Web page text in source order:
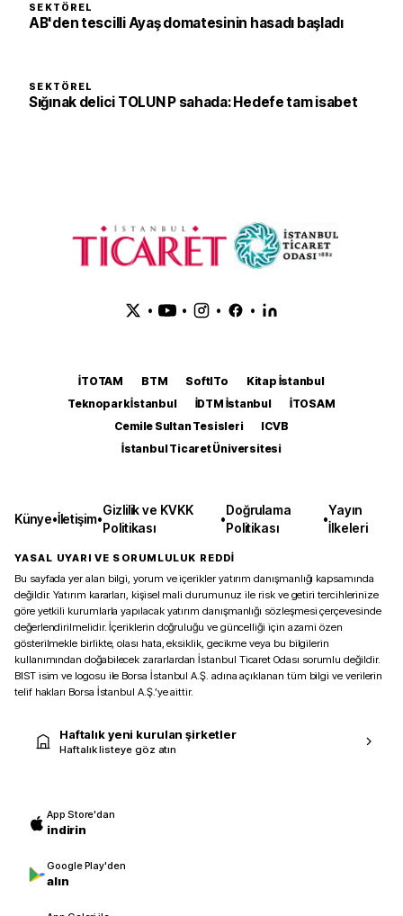
SEKTÖREL
AB'den tescilli Ayaş domatesinin hasadı başladı
SEKTÖREL
Sığınak delici TOLUN P sahada: Hedefe tam isabet
• • • •
İTOTAM BTM SoftITo
Kitap İstanbul
Teknopark İstanbul
İDTM İstanbul
İTOSAM
Cemile Sultan Tesisleri
ICVB
İstanbul Ticaret Üniversitesi
Künye•İletişim•
Gizlilik ve KVKK
Politikası
•
Doğrulama
Politikası
•
Yayın
İlkeleri
YASAL UYARI VE SORUMLULUK REDDİ
Bu sayfada yer alan bilgi, yorum ve içerikler yatırım danışmanlığı kapsamında
değildir. Yatırım kararları, kişisel mali durumunuz ile risk ve getiri tercihlerinize
göre yetkili kurumlarla yapılacak yatırım danışmanlığı sözleşmesi çerçevesinde
değerlendirilmelidir. İçeriklerin doğruluğu ve güncelliği için azami özen
gösterilmekle birlikte, olası hata, eksiklik, gecikme veya bu bilgilerin
kullanımından doğabilecek zararlardan İstanbul Ticaret Odası sorumlu değildir.
BIST isim ve logosu ile Borsa İstanbul A.Ş. adına açıklanan tüm bilgi ve verilerin
telif hakları Borsa İstanbul A.Ş.’ye aittir.
Haftalık yeni kurulan şirketler
Haftalık listeye göz atın
App Store'dan
indirin
Google Play'den
alın